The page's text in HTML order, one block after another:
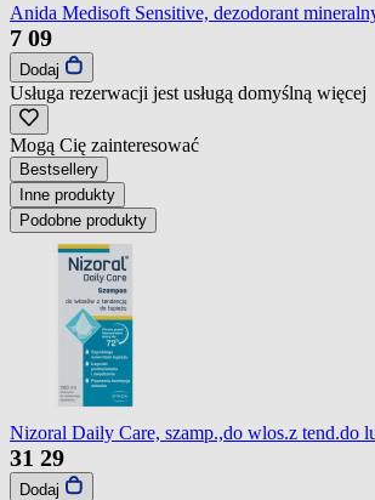
Anida Medisoft Sensitive, dezodorant
7 09
Dodaj
Usługa rezerwacji jest usługą domyślną więcej
Mogą Cię zainteresować
Bestsellery
Inne produkty
Podobne produkty
Nizoral Daily Care, szamp.,do wlos.z tend.do
31 29
Dodaj